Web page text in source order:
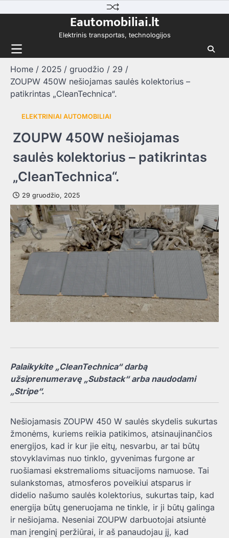
Eautomobiliai.lt
Elektrinis transportas, technologijos
Home 2025 gruodžio
29
ZOUPW 450W nešiojamas saulės kolektorius –
patikrintas „CleanTechnica“.
ELEKTRINIAI AUTOMOBILIAI
ZOUPW 450W nešiojamas
saulės kolektorius – patikrintas
„CleanTechnica“.
29 gruodžio, 2025
Palaikykite „CleanTechnica“ darbą
užsiprenumeravę „Substack“ arba naudodami
„Stripe“.
Nešiojamasis ZOUPW 450 W saulės skydelis sukurtas
žmonėms, kuriems reikia patikimos, atsinaujinančios
energijos, kad ir kur jie eitų, nesvarbu, ar tai būtų
stovyklavimas nuo tinklo, gyvenimas furgone ar
ruošiamasi ekstremalioms situacijoms namuose. Tai
sulankstomas, atmosferos poveikiui atsparus ir
didelio našumo saulės kolektorius, sukurtas taip, kad
energija būtų generuojama ne tinkle, ir ji būtų galinga
ir nešiojama. Neseniai ZOUPW darbuotojai atsiuntė
man įrenginį peržiūrai, ir aš panaudojau jį, kad